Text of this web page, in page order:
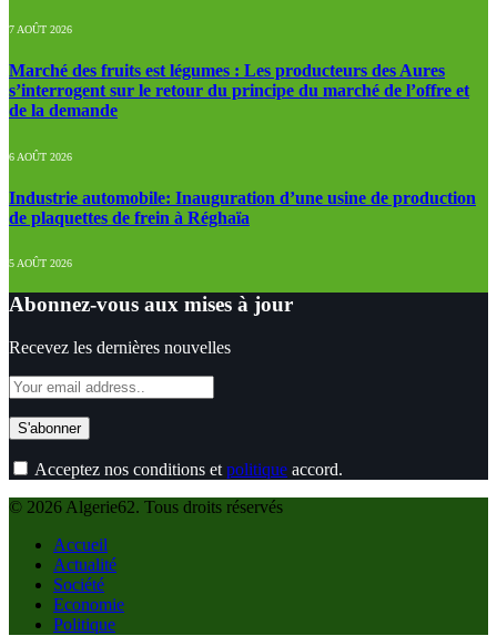
7 AOÛT 2026
Marché des fruits est légumes : Les producteurs des Aures
s’interrogent sur le retour du principe du marché de l’offre et
de la demande
6 AOÛT 2026
Industrie automobile: Inauguration d’une usine de production
de plaquettes de frein à Réghaïa
5 AOÛT 2026
Abonnez-vous aux mises à jour
Recevez les dernières nouvelles
Acceptez nos conditions et politique accord.
© 2026 Algerie62. Tous droits réservés
Accueil
Actualité
Société
Economie
Politique